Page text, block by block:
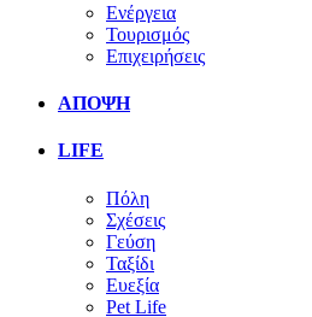
Ενέργεια
Τουρισμός
Επιχειρήσεις
ΑΠΟΨΗ
LIFE
Πόλη
Σχέσεις
Γεύση
Ταξίδι
Ευεξία
Pet Life